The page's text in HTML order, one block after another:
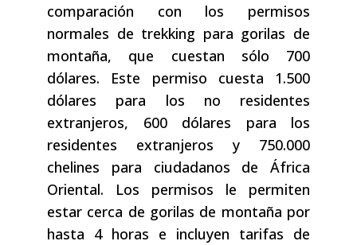
comparación con los permisos
normales de trekking para gorilas de
montaña, que cuestan sólo 700
dólares. Este permiso cuesta 1.500
dólares para los no residentes
extranjeros, 600 dólares para los
residentes extranjeros y 750.000
chelines para ciudadanos de África
Oriental. Los permisos le permiten
estar cerca de gorilas de montaña por
hasta 4 horas e incluyen tarifas de